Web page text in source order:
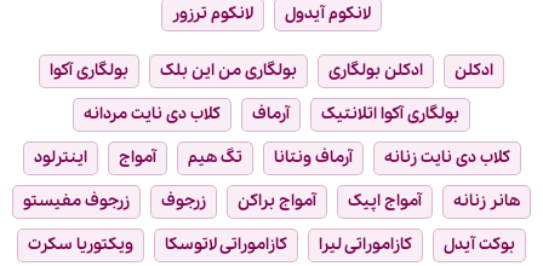
لانکوم آیدول
لانکوم ترزور
ادکلن ادکلن بولگاری بولگاری من این بلک
بولگاری آکوا
بولگاری آکوا اتلانتیک
آرماف
کلاب دی نایت مردانه
کلاب دی نایت زنانه
آرماف ونتانا تگ هیم آمواج
اینترلود
هانر زنانه
آمواج اپیک آمواج براکن زرجوف
زرجوف مفیستو
بوکت آیدل
کازاموراتی لیرا کازاموراتی لاتوسکا
ویکتوریا سکرت